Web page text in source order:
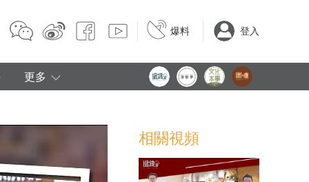
爆料 登入
更多
相關視頻